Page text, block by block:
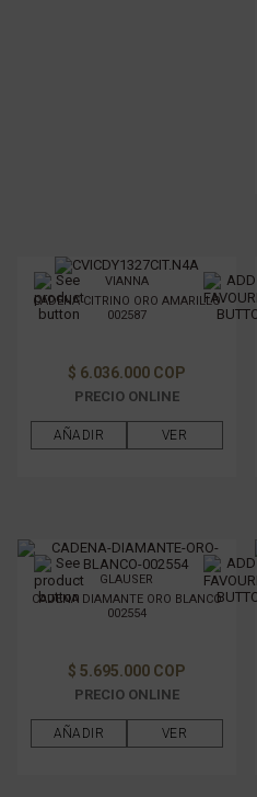
VIANNA
CADENA CITRINO ORO AMARILLO
002587
$ 6.036.000 COP
PRECIO ONLINE
AÑADIR VER
GLAUSER
CADENA DIAMANTE ORO BLANCO
002554
$ 5.695.000 COP
PRECIO ONLINE
AÑADIR VER